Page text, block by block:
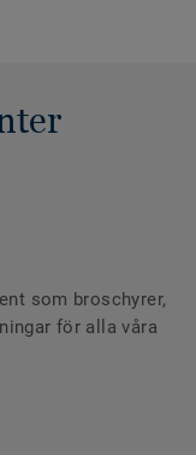
som broschyrer,
för alla våra